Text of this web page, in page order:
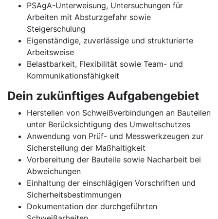
PSAgA-Unterweisung, Untersuchungen für
Arbeiten mit Absturzgefahr sowie
Steigerschulung
Eigenständige, zuverlässige und strukturierte
Arbeitsweise
Belastbarkeit, Flexibilität sowie Team- und
Kommunikationsfähigkeit
Dein zukünftiges Aufgabengebiet
Herstellen von Schweißverbindungen an Bauteilen
unter Berücksichtigung des Umweltschutzes
Anwendung von Prüf- und Messwerkzeugen zur
Sicherstellung der Maßhaltigkeit
Vorbereitung der Bauteile sowie Nacharbeit bei
Abweichungen
Einhaltung der einschlägigen Vorschriften und
Sicherheitsbestimmungen
Dokumentation der durchgeführten